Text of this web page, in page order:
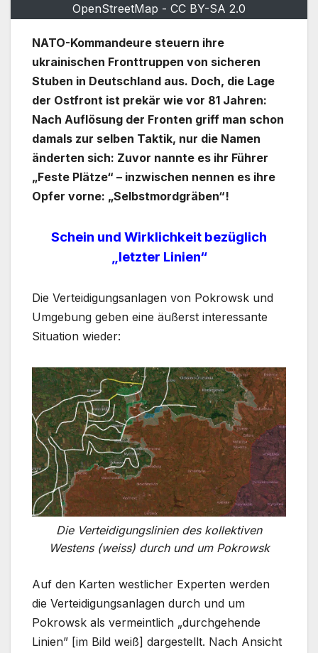
OpenStreetMap - CC BY-SA 2.0
NATO-Kommandeure steuern ihre
ukrainischen Fronttruppen von sicheren
Stuben in Deutschland aus. Doch, die Lage
der Ostfront ist prekär wie vor 81 Jahren:
Nach Auflösung der Fronten griff man schon
damals zur selben Taktik, nur die Namen
änderten sich: Zuvor nannte es ihr Führer
„Feste Plätze“ – inzwischen nennen es ihre
Opfer vorne: „Selbstmordgräben“!
Schein und Wirklichkeit bezüglich
„letzter Linien“
Die Verteidigungsanlagen von Pokrowsk und
Umgebung geben eine äußerst interessante
Situation wieder:
Die Verteidigungslinien des kollektiven
Westens (weiss) durch und um Pokrowsk
Auf den Karten westlicher Experten werden
die Verteidigungsanlagen durch und um
Pokrowsk als vermeintlich „durchgehende
Linien” [im Bild weiß] dargestellt. Nach Ansicht